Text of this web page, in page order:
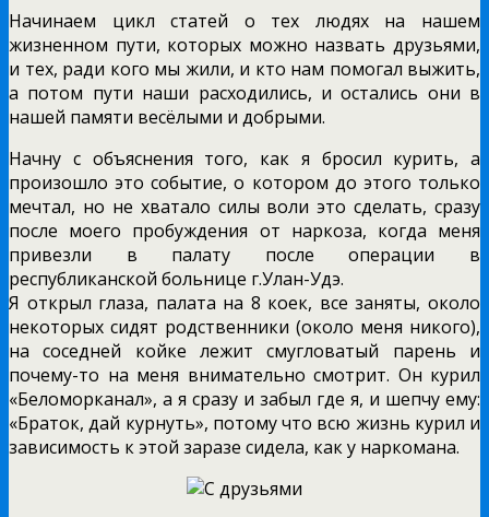
Начинаем цикл статей о тех людях на нашем
жизненном пути, которых можно назвать друзьями,
и тех, ради кого мы жили, и кто нам помогал выжить,
а потом пути наши расходились, и остались они в
нашей памяти весёлыми и добрыми.
Начну с объяснения того, как я бросил курить, а
произошло это событие, о котором до этого только
мечтал, но не хватало силы воли это сделать, сразу
после моего пробуждения от наркоза, когда меня
привезли в палату после операции в
республиканской больнице г.Улан-Удэ.
Я открыл глаза, палата на 8 коек, все заняты, около
некоторых сидят родственники (около меня никого),
на соседней койке лежит смугловатый парень и
почему-то на меня внимательно смотрит. Он курил
«Беломорканал», а я сразу и забыл где я, и шепчу ему:
«Браток, дай курнуть», потому что всю жизнь курил и
зависимость к этой заразе сидела, как у наркомана.